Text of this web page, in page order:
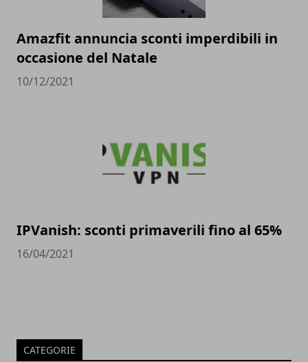
Amazfit annuncia sconti imperdibili in
occasione del Natale
10/12/2021
IPVanish: sconti primaverili fino al 65%
16/04/2021
CATEGORIE